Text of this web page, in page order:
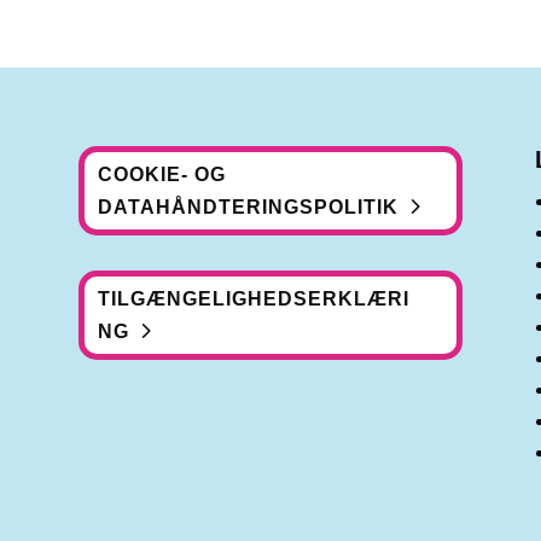
COOKIE- OG
DATAHÅNDTERINGSPOLITIK
TILGÆNGELIGHEDSERKLÆRI
NG